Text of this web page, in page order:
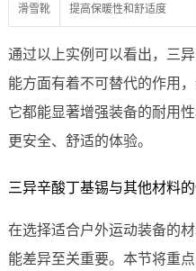
滑雪靴 提高保暖性和舒适度
通过以上实例可以看出，三
能方面有着不可替代的作用
它都能显著增强装备的耐用
更安全、舒适的体验。
三异辛酸丁基锡与其他材料
在选择适合户外运动装备的
能差异至关重要。本节将重